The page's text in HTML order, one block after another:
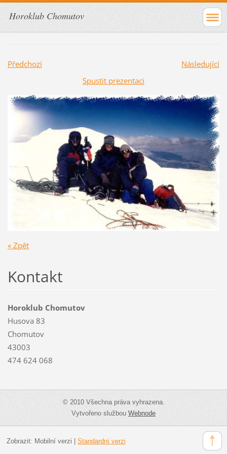
Horoklub Chomutov
Předchozí
Následující
Spustit prezentaci
« Zpět
Kontakt
Horoklub Chomutov
Husova 83
Chomutov
43003
474 624 068
© 2010 Všechna práva vyhrazena.
Vytvořeno službouWebnode
Zobrazit: Mobilní verzi Standardní verzi